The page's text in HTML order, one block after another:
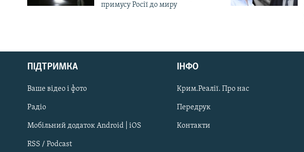
Русский
Qırımtatar
ДОЛУЧАЙСЯ!
примусу Росії до миру
ПІДТРИМКА
Ваше відео і фото
Радіо
Мобільний додаток Android | iOS
RSS / Podcast
ІНФО
Крим.Реалії. Про нас
Передрук
Контакти